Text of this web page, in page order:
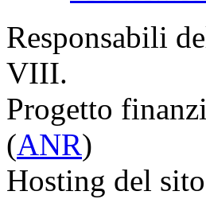
Responsabili
VIII.
Progetto
(ANR)
Hosting del